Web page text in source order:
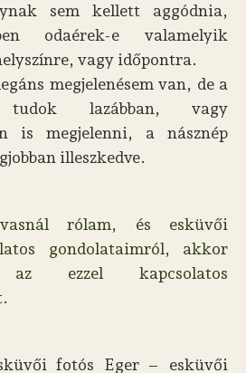
sem kellett aggódnia,
odaérek-e valamelyik
vagy időpontra.
megjelenésem van, de a
tudok lazábban, vagy
is megjelenni, a násznép
illeszkedve.
rólam, és esküvői
gondolataimról, akkor
ezzel kapcsolatos
fotós Eger – esküvői